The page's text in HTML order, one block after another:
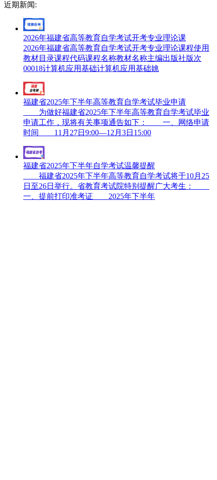
近期新闻:
2026年福建省高等教育自学考试开考专业理论课
2026年福建省高等教育自学考试开考专业理论课程使用
教材目录课程代码课程名称教材名称主编出版社版次
00018计算机应用基础计算机应用基础姚
福建省2025年下半年高等教育自学考试毕业申请
为做好福建省2025年下半年高等教育自学考试毕业
申请工作，现将有关事项通告如下： 一、网络申请
时间 11月27日9:00—12月3日15:00
福建省2025年下半年自学考试温馨提醒
福建省2025年下半年高等教育自学考试将于10月25
日至26日举行。省教育考试院特别提醒广大考生：
一、提前打印准考证 2025年下半年